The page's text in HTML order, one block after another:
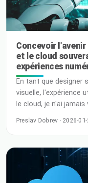
Concevoir
et le cloud
expériences
En tant que designer
visuelle, l'expérience
le cloud, je n'ai
L'intelligence
organisation
mesure que l'IA
Preslav Dobrev · 2026-01-